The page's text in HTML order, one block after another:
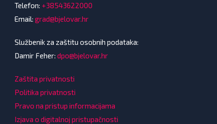
Telefon: +38543622000
Email: grad@bjelovar.hr
Službenik za zaštitu osobnih podataka:
Damir Feher: dpo@bjelovar.hr
Zaštita privatnosti
Politika privatnosti
Pravo na pristup informacijama
Izjava o digitalnoj pristupačnosti